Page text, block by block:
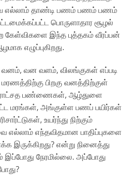
எல்லாம் தாண்டி பணம் பணம் பணம்
பொருளாதார சூழல்
கேள்விகளை இந்த புத்தகம் வீரப்பன்
எழுப்புகிறது.
வனம், வன வளம், விலங்குகள் எப்படி
பிறகு வனத்திற்குள்
இராட்சத பண்ணைகள், ஆழ்துளை
மரங்கள், அங்குள்ள பணப் பயிர்கள்
உயர்ந்து நிற்கும்
எல்லாம் எந்தவிதமான பாதிப்புகளை
இருக்கிறது? என்று நினைத்து
இப்போது நேரமில்லை. அப்போது